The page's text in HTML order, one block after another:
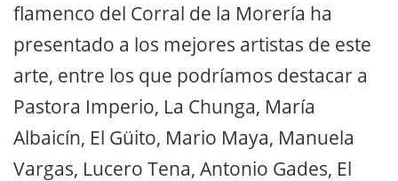
flamenco del Corral de la Morería ha
presentado a los mejores artistas de este
arte, entre los que podríamos destacar a
Pastora Imperio, La Chunga, María
Albaicín, El Güito, Mario Maya, Manuela
Vargas, Lucero Tena, Antonio Gades, El